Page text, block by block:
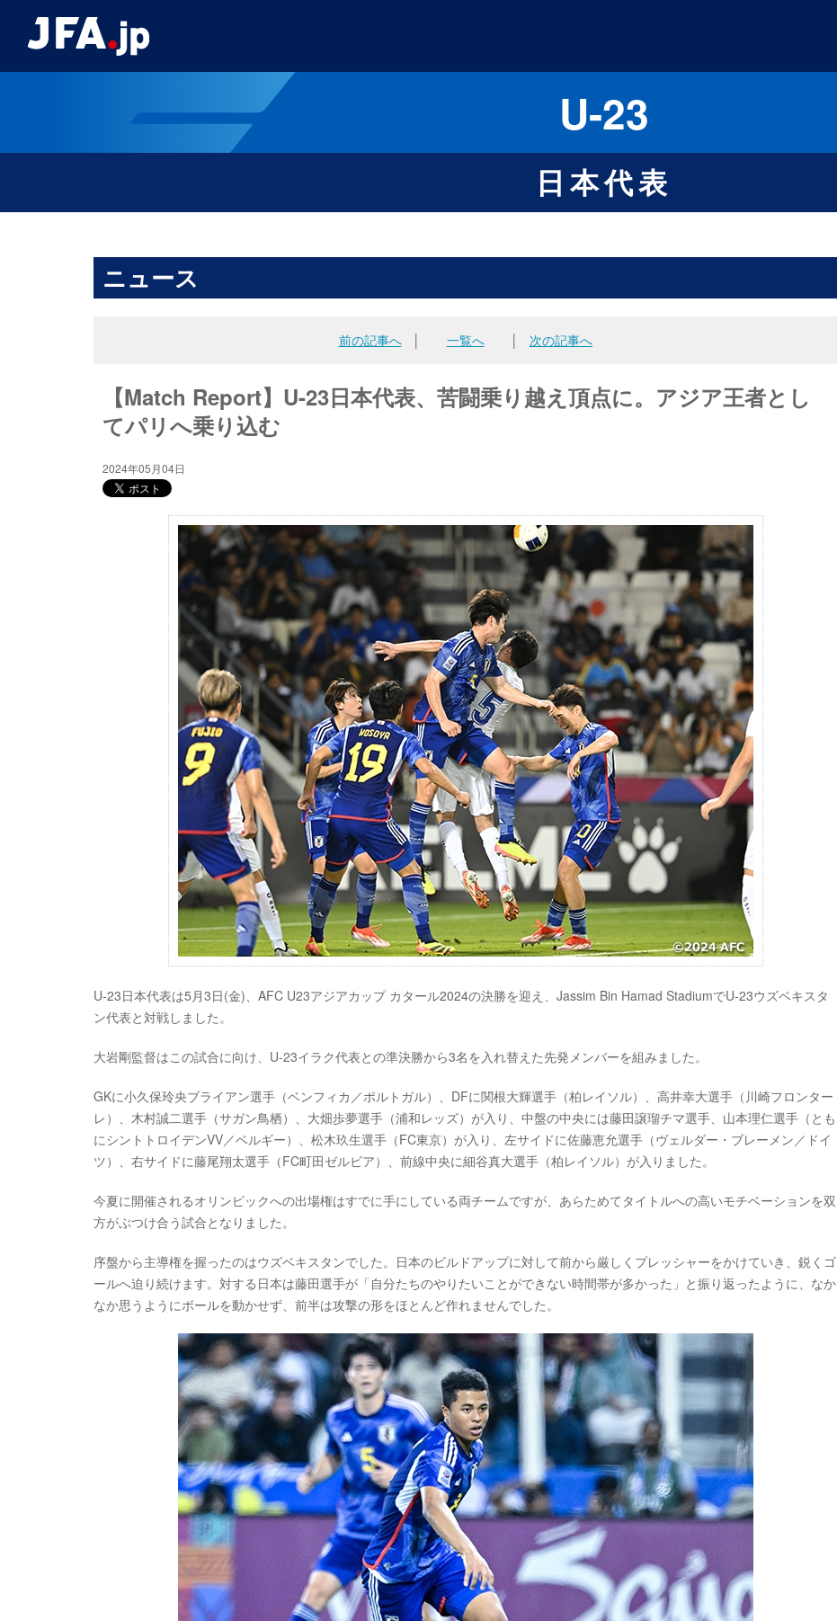
U-23
日本代表
ニュース
前の記事へ│ 一覧へ 次の記事へ
【Match Report】U-23日本代表、苦闘乗り越え頂点に。アジア王者とし
てパリへ乗り込む
2024年05月04日
U-23日本代表は5月3日(金)、AFC U23アジアカップ カタール2024の決勝を迎え、Jassim Bin Hamad StadiumでU-23ウズベキスタ
ン代表と対戦しました。
大岩剛監督はこの試合に向け、U-23イラク代表との準決勝から3名を入れ替えた先発メンバーを組みました。
GKに小久保玲央ブライアン選手（ベンフィカ／ポルトガル）、DFに関根大輝選手（柏レイソル）、高井幸大選手（川崎フロンター
レ）、木村誠二選手（サガン鳥栖）、大畑歩夢選手（浦和レッズ）が入り、中盤の中央には藤田譲瑠チマ選手、山本理仁選手（とも
にシントトロイデンVV／ベルギー）、松木玖生選手（FC東京）が入り、左サイドに佐藤恵允選手（ヴェルダー・ブレーメン／ドイ
ツ）、右サイドに藤尾翔太選手（FC町田ゼルビア）、前線中央に細谷真大選手（柏レイソル）が入りました。
今夏に開催されるオリンピックへの出場権はすでに手にしている両チームですが、あらためてタイトルへの高いモチベーションを双
方がぶつけ合う試合となりました。
序盤から主導権を握ったのはウズベキスタンでした。日本のビルドアップに対して前から厳しくプレッシャーをかけていき、鋭くゴ
ールへ迫り続けます。対する日本は藤田選手が「自分たちのやりたいことができない時間帯が多かった」と振り返ったように、なか
なか思うようにボールを動かせず、前半は攻撃の形をほとんど作れませんでした。